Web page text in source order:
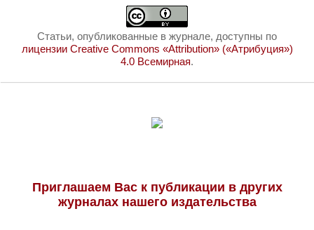
Статьи, опубликованные в журнале, доступны по
лицензии Creative Commons «Attribution» («Атрибуция»)
4.0 Всемирная.
Приглашаем Вас к публикации в других
журналах нашего издательства